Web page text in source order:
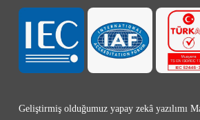
Geliştirmiş olduğumuz yapay zekâ yazılımı